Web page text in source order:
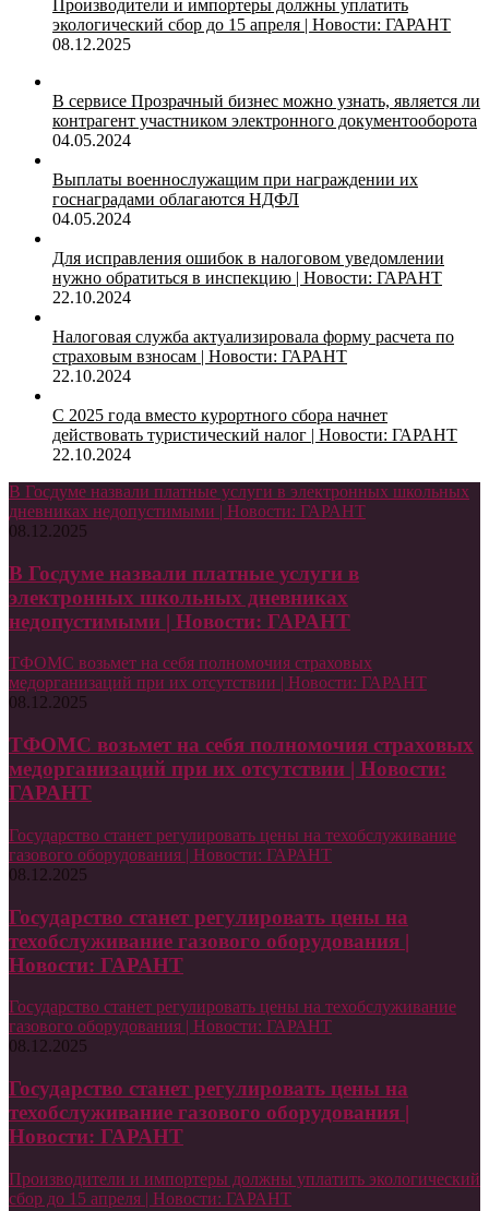
Производители и импортеры должны уплатить
экологический сбор до 15 апреля | Новости: ГАРАНТ
08.12.2025
В сервисе Прозрачный бизнес можно узнать, является ли
контрагент участником электронного документооборота
04.05.2024
Выплаты военнослужащим при награждении их
госнаградами облагаются НДФЛ
04.05.2024
Для исправления ошибок в налоговом уведомлении
нужно обратиться в инспекцию | Новости: ГАРАНТ
22.10.2024
Налоговая служба актуализировала форму расчета по
страховым взносам | Новости: ГАРАНТ
22.10.2024
С 2025 года вместо курортного сбора начнет
действовать туристический налог | Новости: ГАРАНТ
22.10.2024
В Госдуме назвали платные услуги в электронных школьных
дневниках недопустимыми | Новости: ГАРАНТ
08.12.2025
В Госдуме назвали платные услуги в
электронных школьных дневниках
недопустимыми | Новости: ГАРАНТ
ТФОМС возьмет на себя полномочия страховых
медорганизаций при их отсутствии | Новости: ГАРАНТ
08.12.2025
ТФОМС возьмет на себя полномочия страховых
медорганизаций при их отсутствии | Новости:
ГАРАНТ
Государство станет регулировать цены на техобслуживание
газового оборудования | Новости: ГАРАНТ
08.12.2025
Государство станет регулировать цены на
техобслуживание газового оборудования |
Новости: ГАРАНТ
Государство станет регулировать цены на техобслуживание
газового оборудования | Новости: ГАРАНТ
08.12.2025
Государство станет регулировать цены на
техобслуживание газового оборудования |
Новости: ГАРАНТ
Производители и импортеры должны уплатить экологический
сбор до 15 апреля | Новости: ГАРАНТ